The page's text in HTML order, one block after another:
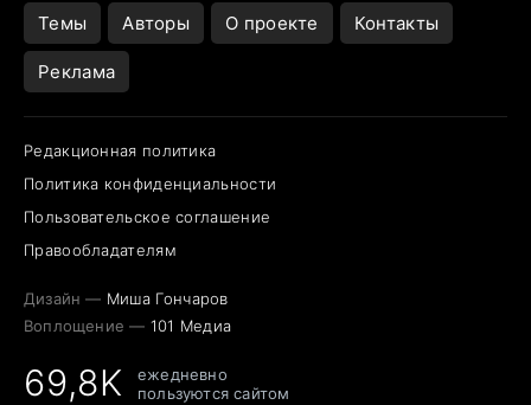
Темы Авторы О проекте Контакты
Реклама
Редакционная политика
Политика конфиденциальности
Пользовательское соглашение
Правообладателям
Дизайн — Миша Гончаров
Воплощение — 101 Медиа
69,8K
ежедневно
пользуются сайтом